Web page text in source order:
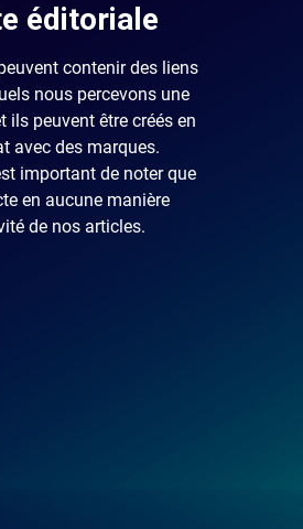
éditoriale
contenir des liens
nous percevons une
ils peuvent être créés en
avec des marques.
important de noter que
en aucune manière
de nos articles.